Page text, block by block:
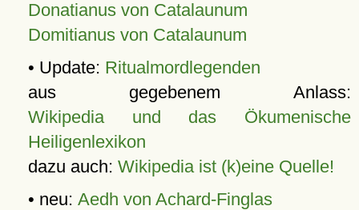
Donatianus von Catalaunum
Domitianus von Catalaunum
• Update: Ritualmordlegenden
aus gegebenem Anlass:
Wikipedia und das Ökumenische
Heiligenlexikon
dazu auch: Wikipedia ist (k)eine Quelle!
• neu: Aedh von Achard-Finglas